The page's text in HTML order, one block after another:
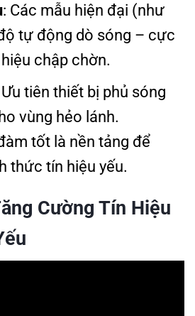
: Các mẫu hiện đại (như
tự động dò sóng – cực
chập chờn.
Ưu tiên thiết bị phủ sóng
vùng hẻo lánh.
tốt là nền tảng để
thức tín hiệu yếu.
Cường Tín Hiệu